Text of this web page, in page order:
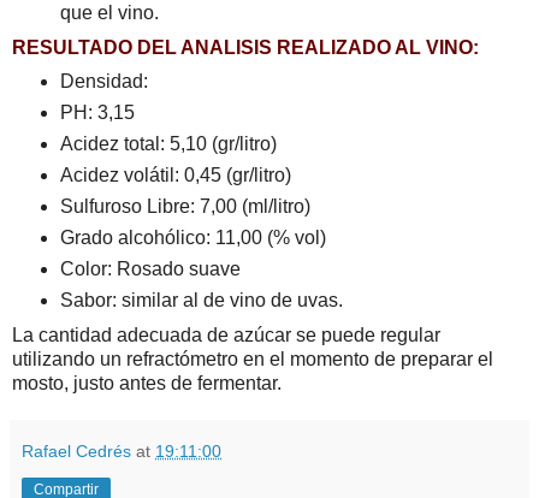
que el vino.
RESULTADO DEL ANALISIS REALIZADO AL VINO:
Densidad:
PH: 3,15
Acidez total: 5,10 (gr/litro)
Acidez volátil: 0,45 (gr/litro)
Sulfuroso Libre: 7,00 (ml/litro)
Grado alcohólico: 11,00 (% vol)
Color: Rosado suave
Sabor: similar al de vino de uvas.
La cantidad adecuada de azúcar se puede regular
utilizando un refractómetro en el momento de preparar el
mosto, justo antes de fermentar.
Rafael Cedrés at 19:11:00
Compartir